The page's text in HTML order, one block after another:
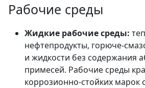
Рабочие среды
Жидкие рабочие среды:
нефтепродукты, горюче-
и жидкости без содержания
примесей. Рабочие среды
коррозионно-стойких марок